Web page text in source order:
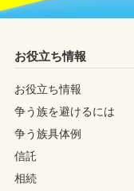
お役立ち情報
お役立ち情報
争う族を避けるには
争う族具体例
信託
相続